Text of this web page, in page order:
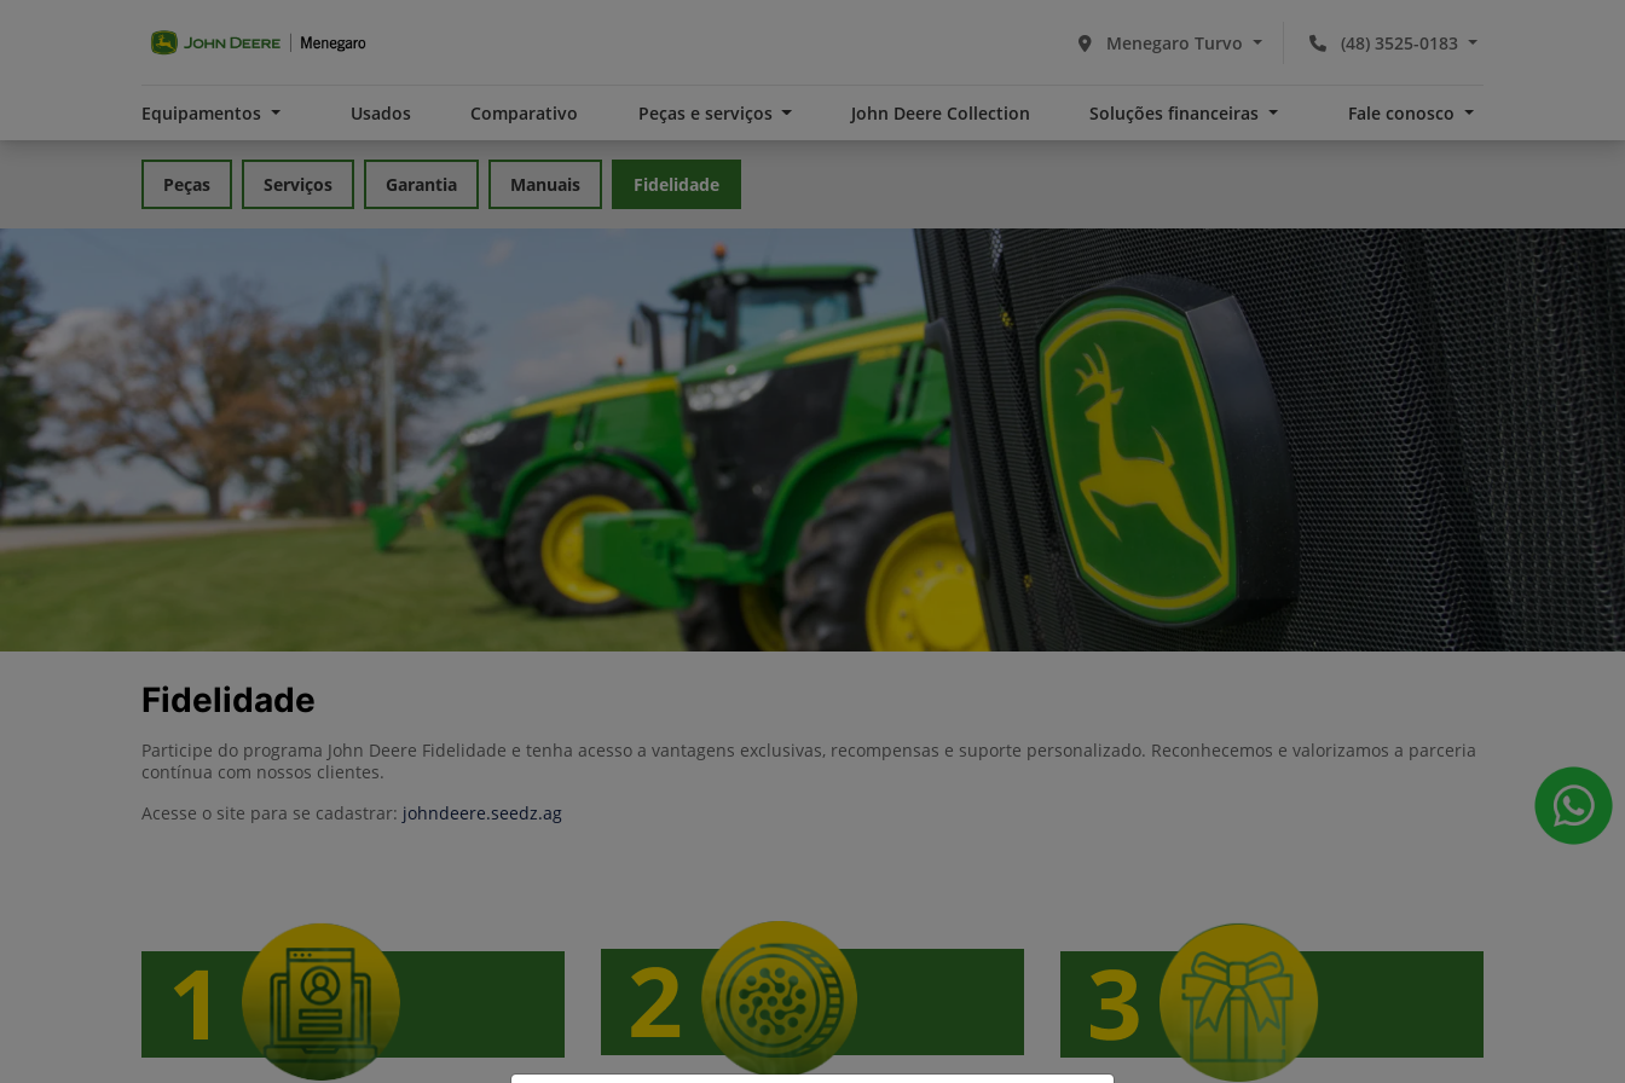
(48) 3525-0183
Menegaro Turvo
Equipamentos Usados Comparativo Peças e serviços John Deere Collection Soluções financeiras Fale conosco
Peças Serviços Garantia Manuais Fidelidade
Fidelidade
Participe do programa John Deere Fidelidade e tenha acesso a vantagens exclusivas, recompensas e suporte personalizado. Reconhecemos e valorizamos a parceria
contínua com nossos clientes.
Acesse o site para se cadastrar: johndeere.seedz.ag